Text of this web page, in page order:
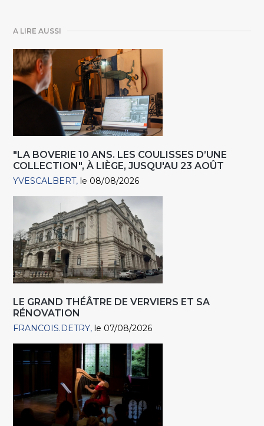
A LIRE AUSSI
"LA BOVERIE 10 ANS. LES COULISSES D’UNE
COLLECTION", À LIÈGE, JUSQU'AU 23 AOÛT
YVESCALBERT le 08/08/2026
LE GRAND THÉÂTRE DE VERVIERS ET SA
RÉNOVATION
FRANCOIS.DETRY le 07/08/2026